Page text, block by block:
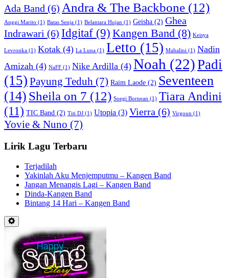
Ada Band (6) Andra & The Backbone (12)
Anggi Marito (1) Batas Senja (1) Belantara Hujan (1) Geisha (2) Ghea
Indrawari (6) Idgitaf (9) Kangen Band (8) Keisya
Levronka (1) Kotak (4) La Luna (1) Letto (15) Mahalini (1) Nadin
Amizah (4) NaFF (1) Nike Ardilla (4) Noah (22)Padi
(15) Payung Teduh (7) Raim Laode (2) Seventeen
(14) Sheila on 7 (12) Soegi Bornean (1) Tiara Andini
(11) TIC Band (2) Titi DJ (1) Utopia (3) Vierra (6) Virgoun (1)
Yovie & Nuno (7)
Lirik Lagu Terbaru
Terjadilah
Yakinlah Aku Menjemputmu – Kangen Band
Jangan Menangis Lagi – Kangen Band
Dinda-Kangen Band
Bintang 14 Hari – Kangen Band